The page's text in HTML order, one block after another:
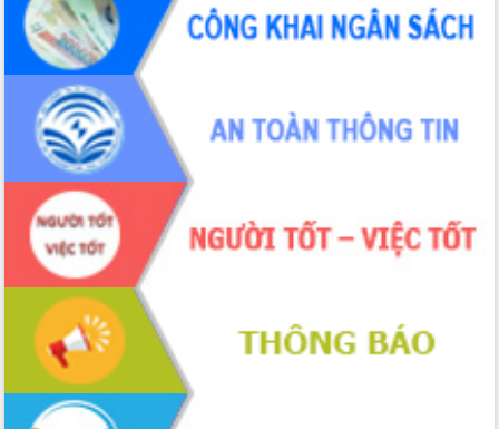
Đắk Lắk sẵn sàng các điều kiện cho
Ngày hội bầu cử đại biểu Quốc hội
khóa XVI và HĐND các cấp nhiệm kỳ
2026-2031
Đảm bảo cuộc bầu cử đại biểu Quốc
hội và đại biểu HĐND các cấp diễn ra
an toàn, hiệu quả, đúng quy định
Thủ tướng Chính phủ Phạm Minh Chính
kiểm tra, chỉ đạo hoàn thành các dự
án cao tốc và thăm khu tái định cư tại
Đắk Lắk
Sôi nổi Hội đua ngựa truyền thống Gò
Thì Thùng mừng Xuân Bính Ngọ 2026
Lãnh đạo tỉnh dâng hương tưởng niệm
tại Đập Đồng Cam đầu Xuân Bính Ngọ
Ngành nông nghiệp phấn đấu tăng
trưởng đạt 5,86% trong năm 2026
UBND tỉnh Đắk Lắk triển khai công tác